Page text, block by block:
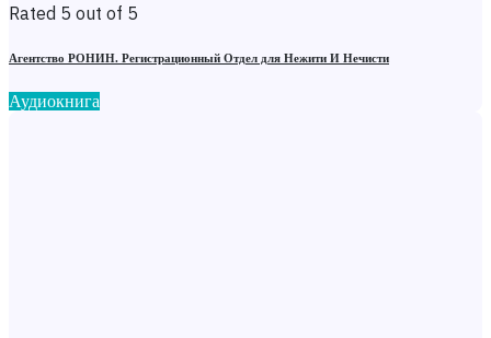
Rated 5 out of 5
Агентство РОНИН. Регистрационный Отдел для Нежити И Нечисти
Аудиокнига